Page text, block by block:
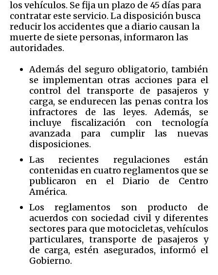
los vehículos. Se fija un plazo de 45 días para
contratar este servicio. La disposición busca
reducir los accidentes que a diario causan la
muerte de siete personas, informaron las
autoridades.
Además del seguro obligatorio, también
se implementan otras acciones para el
control del transporte de pasajeros y
carga, se endurecen las penas contra los
infractores de las leyes. Además, se
incluye fiscalización con tecnología
avanzada para cumplir las nuevas
disposiciones.
Las recientes regulaciones están
contenidas en cuatro reglamentos que se
publicaron en el Diario de Centro
América.
Los reglamentos son producto de
acuerdos con sociedad civil y diferentes
sectores para que motocicletas, vehículos
particulares, transporte de pasajeros y
de carga, estén asegurados, informó el
Gobierno.